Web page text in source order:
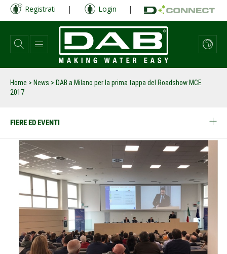
Salta
contenuto
principale
Registrati | Login |
Home > News > DAB a Milano per la prima tappa del Roadshow MCE
2017
FIERE ED EVENTI